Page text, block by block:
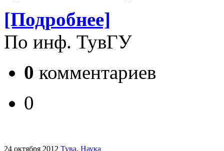
[Подробнее]
По инф. ТувГУ
0 комментариев
0
24 октября 2012 Тува. Наука